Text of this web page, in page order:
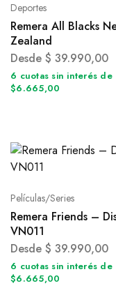
Deportes
Remera All Blacks
Zealand
Desde $ 39.990,00
6 cuotas sin interés de
$6.665,00
Películas/Series
Remera Friends –
VN011
Desde $ 39.990,00
6 cuotas sin interés de
$6.665,00